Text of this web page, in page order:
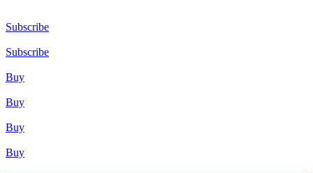
Subscribe
Subscribe
Buy
Buy
Buy
Buy